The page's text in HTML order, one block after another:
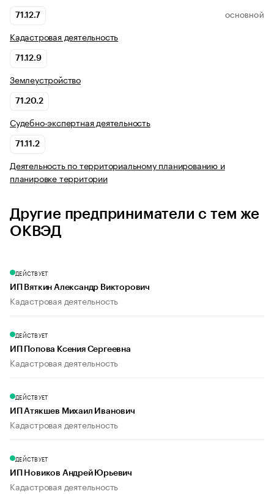
71.12.7 ОСНОВНОЙ
Кадастровая деятельность
71.12.9
Землеустройство
71.20.2
Судебно-экспертная деятельность
71.11.2
Деятельность по территориальному планированию и
планировке территории
Другие предприниматели с тем же
ОКВЭД
ДЕЙСТВУЕТ
ИП Вяткин Александр Викторович
Кадастровая деятельность
ДЕЙСТВУЕТ
ИП Попова Ксения Сергеевна
Кадастровая деятельность
ДЕЙСТВУЕТ
ИП Атякшев Михаил Иванович
Кадастровая деятельность
ДЕЙСТВУЕТ
ИП Новиков Андрей Юрьевич
Кадастровая деятельность